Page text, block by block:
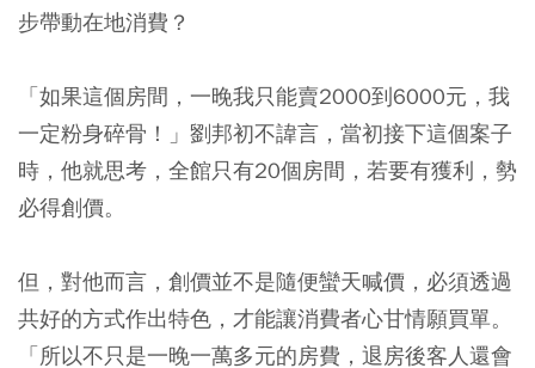
步帶動在地消費？
「如果這個房間，一晚我只能賣2000到6000元，我
一定粉身碎骨！」劉邦初不諱言，當初接下這個案子
時，他就思考，全館只有20個房間，若要有獲利，勢
必得創價。
但，對他而言，創價並不是隨便蠻天喊價，必須透過
共好的方式作出特色，才能讓消費者心甘情願買單。
「所以不只是一晚一萬多元的房費，退房後客人還會